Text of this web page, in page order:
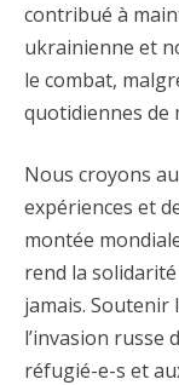
contribué à
ukrainienne et
le combat,
quotidiennes de
Nous croyons
expériences et
montée
rend la
jamais.
l’invasion russe
réfugié-e-s et